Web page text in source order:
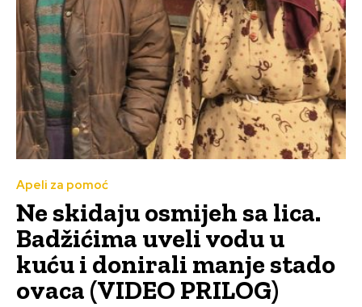
Apeli za pomoć
Ne skidaju osmijeh sa lica.
Badžićima uveli vodu u
kuću i donirali manje stado
ovaca (VIDEO PRILOG)